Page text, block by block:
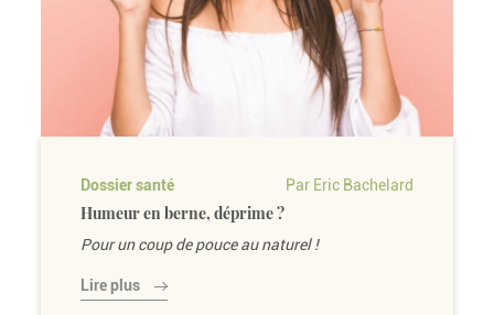
Dossier santé Par Eric Bachelard
Humeur en berne, déprime ?
Pour un coup de pouce au naturel !
Lire plus